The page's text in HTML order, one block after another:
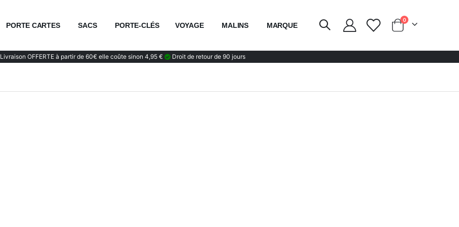
PORTE CARTES SACS PORTE-CLÉS VOYAGE MALINS MARQUE Chariot
0articles
Livraison OFFERTE à partir de 60€ elle coûte sinon 4,95 € Droit de retour de 90 jours